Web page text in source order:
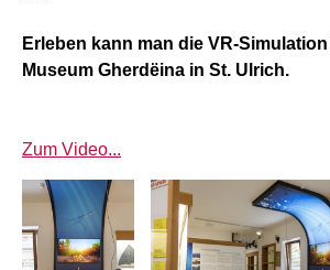
Erleben kann man die VR-
Museum Gherdëina in St. Ulrich.
Zum Video...